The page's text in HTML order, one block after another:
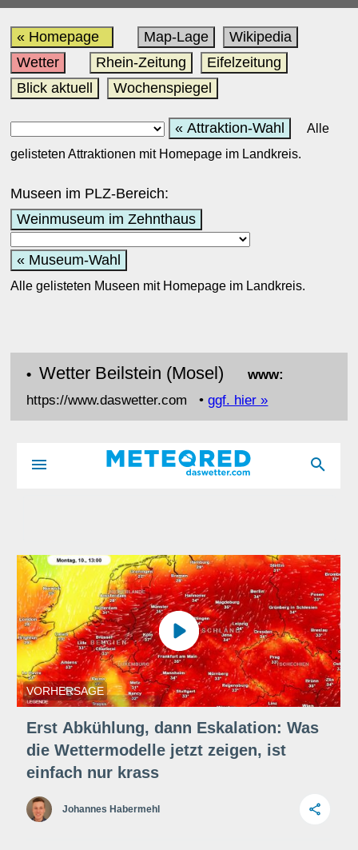
« Homepage Map-Lage
Wikipedia
Wetter
Rhein-Zeitung
Eifelzeitung
Blick aktuell
Wochenspiegel
« Attraktion-Wahl
Alle
gelisteten Attraktionen mit Homepage im Landkreis.
Museen im PLZ-Bereich:
Weinmuseum im Zehnthaus
« Museum-Wahl
Alle gelisteten Museen mit Homepage im Landkreis.
• Wetter Beilstein (Mosel)www:
https://www.daswetter.com •ggf. hier »